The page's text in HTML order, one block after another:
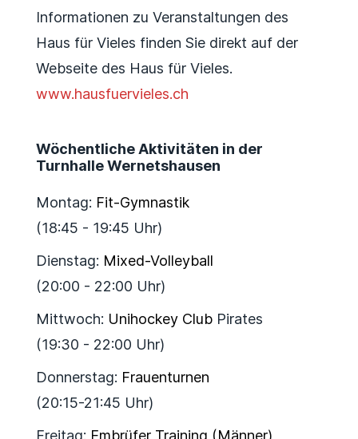
Informationen zu Veranstaltungen des
Haus für Vieles finden Sie direkt auf der
Webseite des Haus für Vieles.
www.hausfuervieles.ch
Wöchentliche Aktivitäten in der
Turnhalle Wernetshausen
Montag: Fit-Gymnastik
(18:45 - 19:45 Uhr)
Dienstag: Mixed-Volleyball
(20:00 - 22:00 Uhr)
Mittwoch: Unihockey ClubPirates
(19:30 - 22:00 Uhr)
Donnerstag: Frauenturnen
(20:15-21:45 Uhr)
Freitag: Embrüfer Training (Männer)